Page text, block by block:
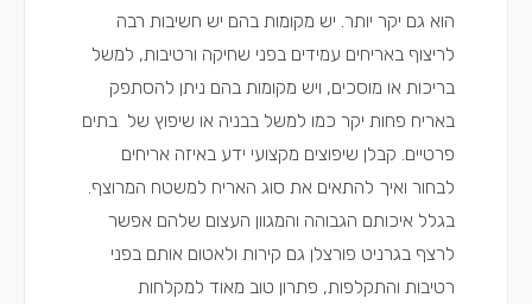
הוא גם יקר יותר. יש מקומות בהם יש חשיבות רבה
לריצוף באריחים עמידים בפני שחיקה ורטיבות, למשל
בריכות או מוסכים, ויש מקומות בהם ניתן להסתפק
באריח פחות יקר כמו למשל בבניה או שיפוץ של בתים
פרטיים. קבלן שיפוצים מקצועי ידע באיזה אריחים
לבחור ואיך להתאים את סוג האריח למשטח המרוצף.
בגלל איכותם הגבוהה והמגוון העצום שלהם אפשר
לרצף בגרניט פורצלן גם קירות ולאטום אותם בפני
רטיבות והתקלפות, פתרון טוב מאוד למקלחות